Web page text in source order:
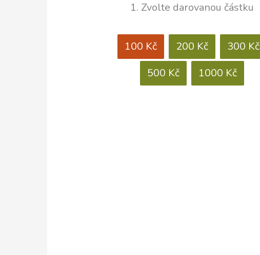
1. Zvolte darovanou částku
100 Kč 200 Kč
300 Kč
500 Kč
1000 Kč